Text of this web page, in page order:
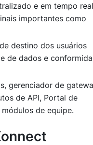
e em tempo real
importantes como
destino dos usuários
de dados e
gerenciador de
de API, Portal de
de equipe.